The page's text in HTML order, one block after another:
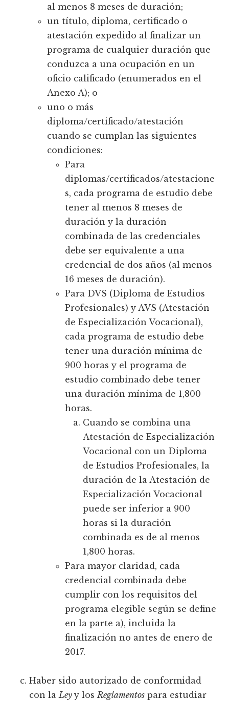
al menos 8 meses de duración;
un título, diploma, certificado o
atestación expedido al finalizar un
programa de cualquier duración que
conduzca a una ocupación en un
oficio calificado (enumerados en el
Anexo A); o
uno o más
diploma/certificado/atestación
cuando se cumplan las siguientes
condiciones:
Para
diplomas/certificados/atestacione
s, cada programa de estudio debe
tener al menos 8 meses de
duración y la duración
combinada de las credenciales
debe ser equivalente a una
credencial de dos años (al menos
16 meses de duración).
Para DVS (Diploma de Estudios
Profesionales) y AVS (Atestación
de Especialización Vocacional),
cada programa de estudio debe
tener una duración mínima de
900 horas y el programa de
estudio combinado debe tener
una duración mínima de 1,800
horas.
Cuando se combina una
Atestación de Especialización
Vocacional con un Diploma
de Estudios Profesionales, la
duración de la Atestación de
Especialización Vocacional
puede ser inferior a 900
horas si la duración
combinada es de al menos
1,800 horas.
Para mayor claridad, cada
credencial combinada debe
cumplir con los requisitos del
programa elegible según se define
en la parte a), incluida la
finalización no antes de enero de
2017.
Haber sido autorizado de conformidad
con laLeyy losReglamentos para estudiar